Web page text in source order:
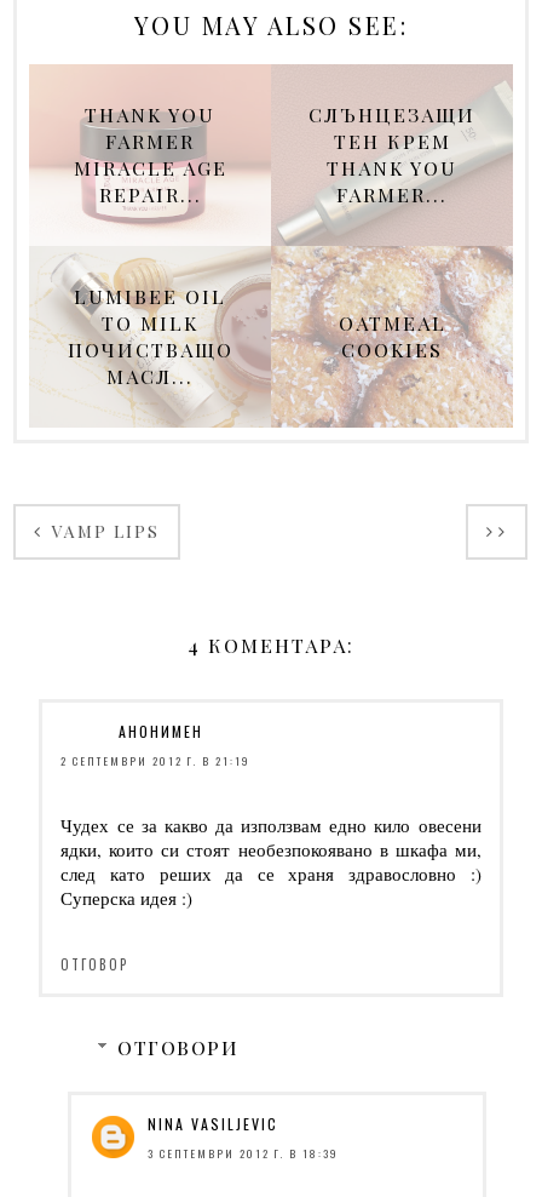
YOU MAY ALSO SEE:
THANK YOU
FARMER
MIRACLE AGE
REPAIR...
СЛЪНЦЕЗАЩИ
ТЕН КРЕМ
THANK YOU
FARMER...
LUMIBEE OIL
TO MILK
ПОЧИСТВАЩО
МАСЛ...
OATMEAL
COOKIES
VAMP LIPS
4 КОМЕНТАРА:
АНОНИМЕН
2 СЕПТЕМВРИ 2012 Г. В 21:19
Чудех се за какво да използвам едно кило овесени
ядки, които си стоят необезпокоявано в шкафа ми,
след като реших да се храня здравословно :)
Суперска идея :)
ОТГОВОР
ОТГОВОРИ
NINA VASILJEVIC
3 СЕПТЕМВРИ 2012 Г. В 18:39